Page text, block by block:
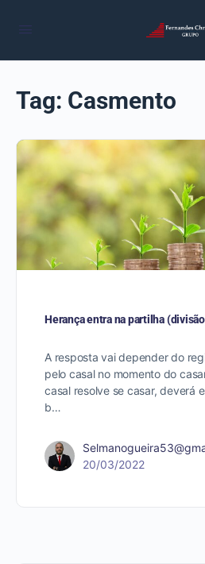
Tag: Casmento
Herança entra na partilha
A resposta vai depender do
pelo casal no momento do
casal resolve se casar, deverá
b…
20/03/2022